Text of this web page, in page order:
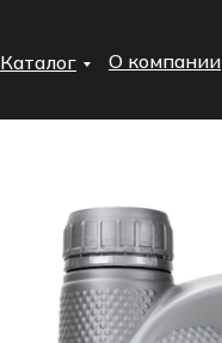
Каталог О компании